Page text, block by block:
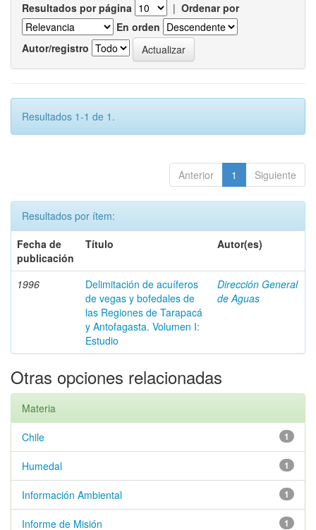
Resultados por página | Ordenar por
En orden
Autor/registro
Resultados 1-1 de 1.
Anterior 1 Siguiente
Resultados por ítem:
Fecha de
publicación
Título Autor(es)
1996
Delimitación de acuíferos
de vegas y bofedales de
las Regiones de Tarapacá
y Antofagasta. Volumen I:
Estudio
Dirección General
de Aguas
Otras opciones relacionadas
Materia
1
Chile
1
Humedal
1
Información Ambiental
1
Informe de Misión